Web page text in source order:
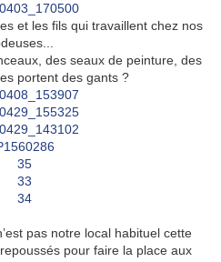
et les fils qui travaillent chez nos
des seaux de peinture, des
portent des gants ?
pas notre local habituel cette
pour faire la place aux